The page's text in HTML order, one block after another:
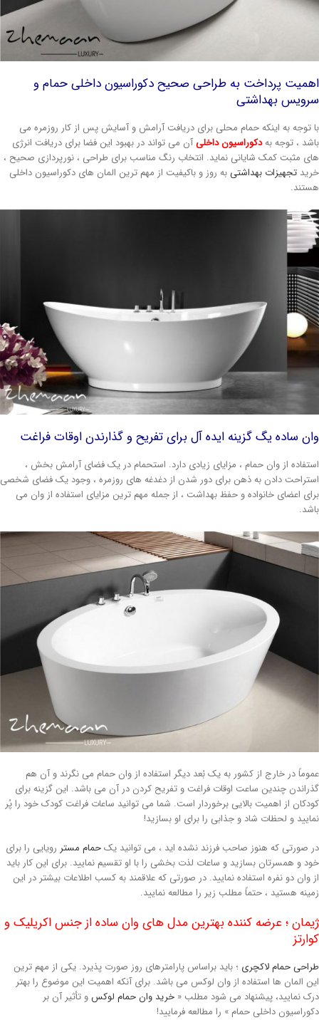
پرداخت به طراحی صحیح دکوراسیون داخلی حمام و
بهداشتی
توجه به اینکه حمام محلی برای دریافت آرامش و آسایش پس از کار روزمره می
، توجه بهدکوراسیون داخلیآن می تواند در بهبود این فضا برای دریافت انرژی
مثبت کمک شایانی نماید. انتخاب رنگ مناسب برای طراحی ، نورپردازی صحیح ،
تجهیزات بهداشتیبه روز و باکیفیت از مهم ترین المان های دکوراسیون داخلی
ساده یگ گزینه ایده آل برای تفریح و گذارندن اوقات فراغت
از وان حمام ، مزایای زیادی دارد. استحمام در یک فضای آرامش بخش ،
دادن به ذهن برای دور شدن از دغدغه های روزمره ، وجود یک فضای شخصی
اعضای خانواده و حفظ بهداشت ، از جمله مهم ترین مزایای استفاده از وان می
در خارج از کشور به یک بُعد دیگر استفاده از وان حمام می نگرند و آن هم
چندین ساعت اوقات فراغت و تفریح کردن در آن می باشد. این گزینه برای
از اهمیت بالایی برخوردار است. شما می توانید ساعات فراغت کودک خود را پُر
و لحظات شاد و جذابی را برای او بسازید!
صورتی که هنوز صاحب فرزند نشده اید ، می توانید یکحمام مستررویایی را برای
و همسرتان بسازید و ساعات لذت بخشی را با او تقسیم نمایید. برای این کار باید
وان دو نفره استفاده نمایید. در صورتی که علاقمند به کسب اطلاعات بیشتر در این
هستید ، حتماً مطلب زیر را مطالعه نمایید.
؛ عرضه کننده بهترین مدل های وان ساده از جنس اکریلیک و
حمام لاکچری؛ باید براساس پارامترهای روز صورت پذیرد. یکی از مهم ترین
المان ها استفاده از وان لوکس می باشد. برای آنکه اهمیت این موضوع را بهتر
نمایید، پیشنهاد می شود مطلب « خرید وان حمام لوکسو تأثیر آن بر
داخلی حمام » را مطالعه فرمایید!